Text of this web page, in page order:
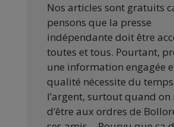
Nos articles sont gratuits
pensons que la presse
indépendante doit être
toutes et tous. Pourtant,
une information engagée
qualité nécessite du
l’argent, surtout quand on
d’être aux ordres de